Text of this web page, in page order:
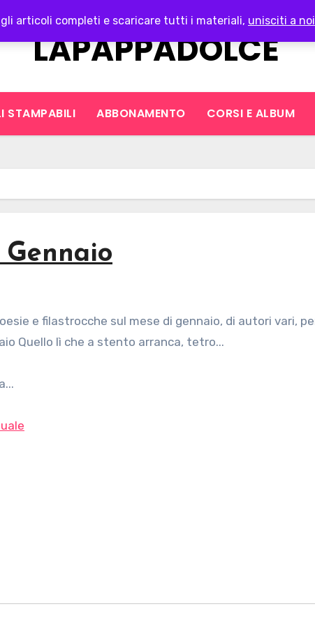
articoli completi e scaricare tutti i materiali, unisciti a noi
LAPAPPADOLCE
STAMPABILI ABBONAMENTO CORSI E ALBUM
Quello lì che a stento arranca, tetro...